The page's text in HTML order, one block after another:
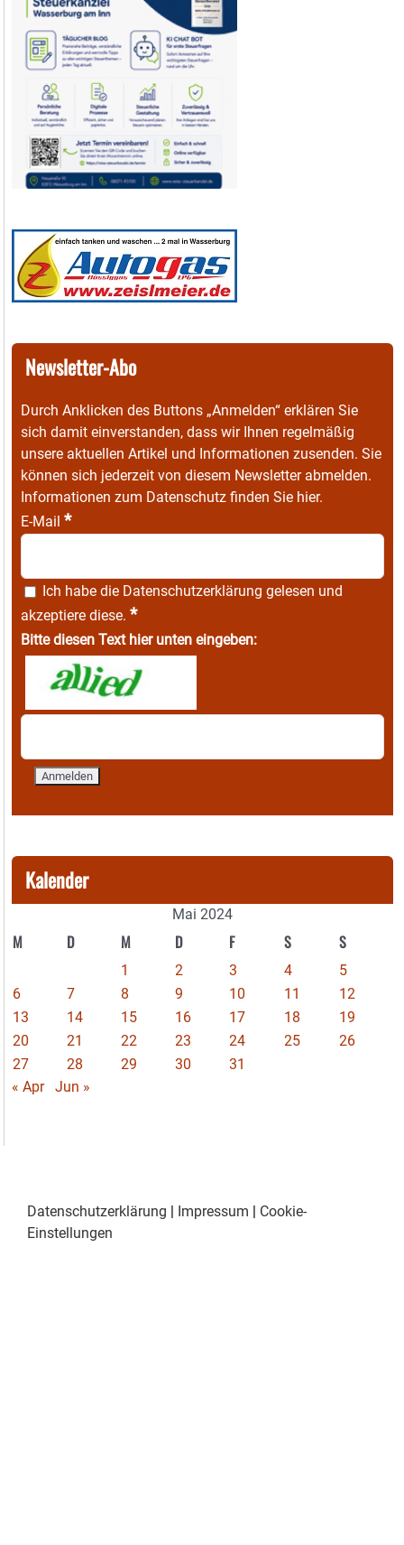
Newsletter-Abo
Durch Anklicken des Buttons „Anmelden“ erklären Sie
sich damit einverstanden, dass wir Ihnen regelmäßig
unsere aktuellen Artikel und Informationen zusenden. Sie
können sich jederzeit von diesem Newsletter abmelden.
Informationen zum Datenschutz finden Sie hier.
E-Mail *
Ich habe die Datenschutzerklärung gelesen und
akzeptiere diese. *
Bitte diesen Text hier unten eingeben:
Kalender
Mai 2024
M D M D F S S
1 2 3 4
5
6
7 8 9 10 11
12
13
14 15 16 17 18
19
20
21 22 23 24 25
26
27
28 29 30
31
« Apr
Jun »
Datenschutzerklärung Impressum
Cookie-
Einstellungen